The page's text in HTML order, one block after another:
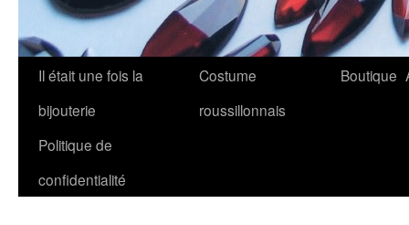
Il était une fois la
bijouterie
Costume
roussillonnais
Boutique
Politique de
confidentialité